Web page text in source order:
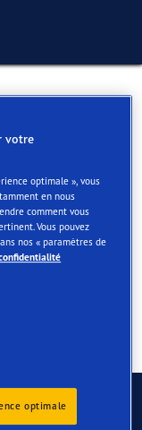
votre
optimale », vous
en nous
comment vous
Vous pouvez
nos « paramètres de
optimale